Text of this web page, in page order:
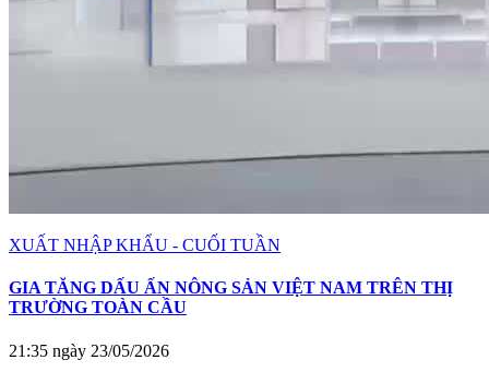
XUẤT NHẬP KHẨU - CUỐI TUẦN
GIA TĂNG DẤU ẤN NÔNG SẢN VIỆT NAM TRÊN THỊ
TRƯỜNG TOÀN CẦU
21:35 ngày 23/05/2026